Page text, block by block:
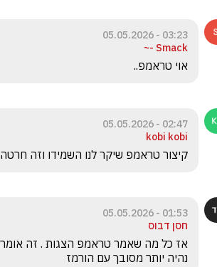
03:23 - 05.05.2026
Smack -~
אוי טראמפ..
02:47 - 05.05.2026
kobi kobi
קיצור טראמפ שיקר לנו השמידו וזה חרטה
01:53 - 05.05.2026
חסן דבוס
נהיה יותר מסובך עם הורמז